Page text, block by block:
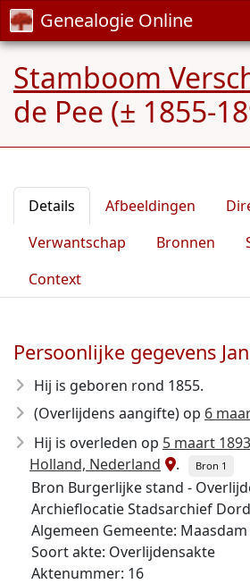
Genealogie Online
Stamboom
de Pee (± 1855-
Details Afbeeldingen
Verwantschap
Bronnen
Context
Persoonlijke gegevens
Hij is geboren rond 1855.
(Overlijdens aangifte) op 6
Hij is overleden op 5 maart 1893
Holland, Nederland
. Bron 1
Bron Burgerlijke stand -
Archieflocatie Stadsarchief
Algemeen Gemeente: Maasdam
Soort akte: Overlijdensakte
Aktenummer: 16